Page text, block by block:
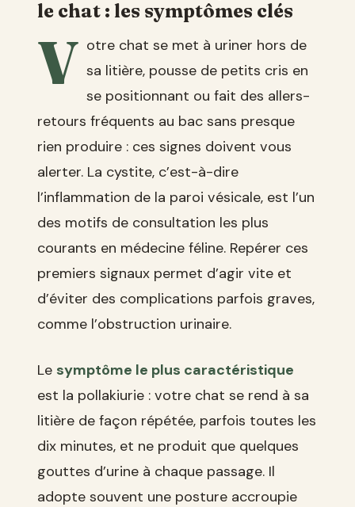
le chat : les symptômes clés
V otre chat se met à uriner hors de
sa litière, pousse de petits cris en
se positionnant ou fait des allers-
retours fréquents au bac sans presque
rien produire : ces signes doivent vous
alerter. La cystite, c’est-à-dire
l’inflammation de la paroi vésicale, est l’un
des motifs de consultation les plus
courants en médecine féline. Repérer ces
premiers signaux permet d’agir vite et
d’éviter des complications parfois graves,
comme l’obstruction urinaire.
Le symptôme le plus caractéristique
est la pollakiurie : votre chat se rend à sa
litière de façon répétée, parfois toutes les
dix minutes, et ne produit que quelques
gouttes d’urine à chaque passage. Il
adopte souvent une posture accroupie